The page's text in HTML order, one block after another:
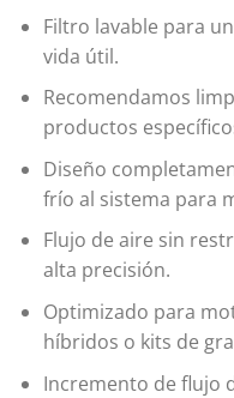
Filtro lavable para
vida útil.
Recomendamos
productos
Diseño
frío al sistema para
Flujo de aire sin
alta precisión.
Optimizado para
híbridos o kits de
Incremento de flujo